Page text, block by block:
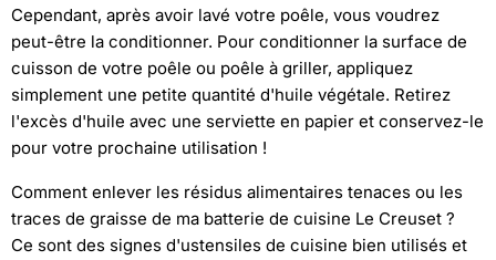
Cependant, après avoir lavé votre poêle, vous voudrez
peut-être la conditionner. Pour conditionner la surface de
cuisson de votre poêle ou poêle à griller, appliquez
simplement une petite quantité d'huile végétale. Retirez
l'excès d'huile avec une serviette en papier et conservez-le
pour votre prochaine utilisation !
Comment enlever les résidus alimentaires tenaces ou les
traces de graisse de ma batterie de cuisine Le Creuset ?
Ce sont des signes d'ustensiles de cuisine bien utilisés et